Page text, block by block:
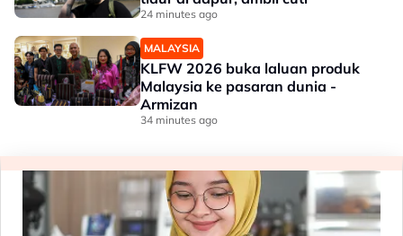
24 minutes ago
MALAYSIA
KLFW 2026 buka laluan produk
Malaysia ke pasaran dunia -
Armizan
34 minutes ago